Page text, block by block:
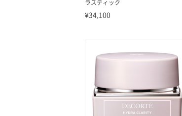
ラスティック
¥34,100